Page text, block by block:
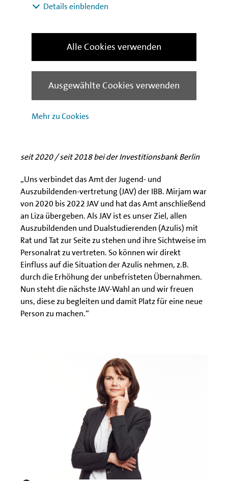
Details einblenden
Mehr zu Cookies
Ausgewählte Cookies verwenden
Alle Cookies verwenden
seit 2020 / seit 2018 bei der Investitionsbank Berlin
„Uns verbindet das Amt der Jugend- und
Auszubildenden-vertretung (JAV) der IBB. Mirjam war
von 2020 bis 2022 JAV und hat das Amt anschließend
an Liza übergeben. Als JAV ist es unser Ziel, allen
Auszubildenden und Dualstudierenden (Azulis) mit
Rat und Tat zur Seite zu stehen und ihre Sichtweise im
Personalrat zu vertreten. So können wir direkt
Einfluss auf die Situation der Azulis nehmen, z.B.
durch die Erhöhung der unbefristeten Übernahmen.
Nun steht die nächste JAV-Wahl an und wir freuen
uns, diese zu begleiten und damit Platz für eine neue
Person zu machen.“